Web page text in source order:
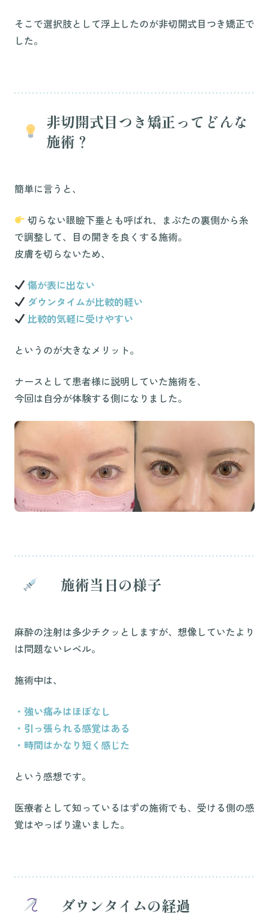
そこで選択肢として浮上したのが非切開式目つき矯正で
した。
非切開式目つき矯正ってどんな
施術？
簡単に言うと、
切らない眼瞼下垂とも呼ばれ、まぶたの裏側から糸
で調整して、目の開きを良くする施術。
皮膚を切らないため、
傷が表に出ない
ダウンタイムが比較的軽い
比較的気軽に受けやすい
というのが大きなメリット。
ナースとして患者様に説明していた施術を、
今回は自分が体験する側になりました。
施術当日の様子
麻酔の注射は多少チクッとしますが、想像していたより
は問題ないレベル。
施術中は、
・強い痛みはほぼなし
・引っ張られる感覚はある
・時間はかなり短く感じた
という感想です。
医療者として知っているはずの施術でも、受ける側の感
覚はやっぱり違いました。
ダウンタイムの経過